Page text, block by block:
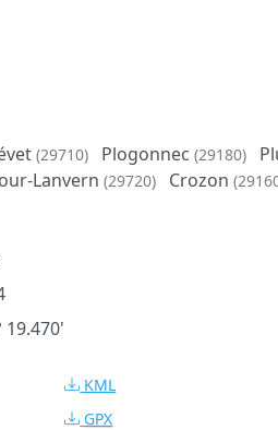
(29710) Plogonnec (29180)
Lanvern (29720) Crozon
19.470'
KML
GPX